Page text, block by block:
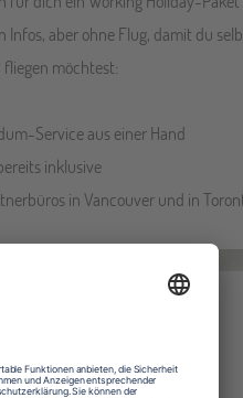
Infos, aber ohne Flug, damit du
möchtest:
Service aus einer Hand
inklusive
in Vancouver und in